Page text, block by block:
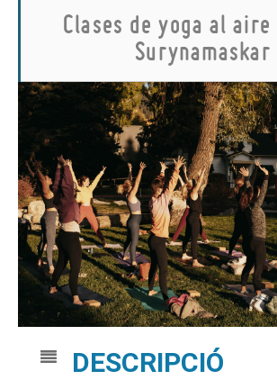
Clases de yoga al
Surynamaskar
DESCRIPCIÓ